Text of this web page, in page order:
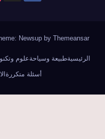
Newsup by Themeansar
الرئيسيةطبيعة وسياحةعلوم
أسئلة متكررة